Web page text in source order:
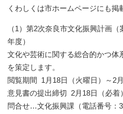
くわしくは市ホームページにも掲
（1）第2次奈良市文化振興計画
年度）
文化や芸術に関する総合的かつ体
を策定します。
閲覧期間 1月18日（火曜日）～2
意見書の提出締切 2月18日（必着）
問合せ…文化振興課（電話番号：